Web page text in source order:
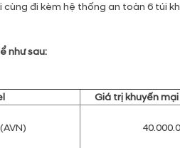
cùng đi kèm hệ thống an toàn 6 túi
như sau:
Giá trị khuyến